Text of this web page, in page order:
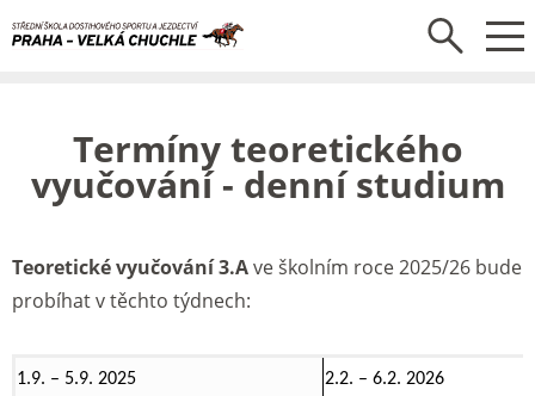
Termíny teoretického
vyučování - denní studium
Teoretické vyučování 3.Ave školním roce 2025/26 bude
probíhat v těchto týdnech:
1.9. – 5.9. 2025 2.2. – 6.2. 2026